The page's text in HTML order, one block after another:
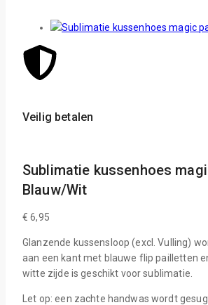
Veilig betalen
Sublimatie kussenhoes
Blauw/Wit
€ 6,95
Glanzende kussensloop (excl. Vulling)
aan een kant met blauwe flip pailletten
witte zijde is geschikt voor sublimatie.
Let op: een zachte handwas wordt